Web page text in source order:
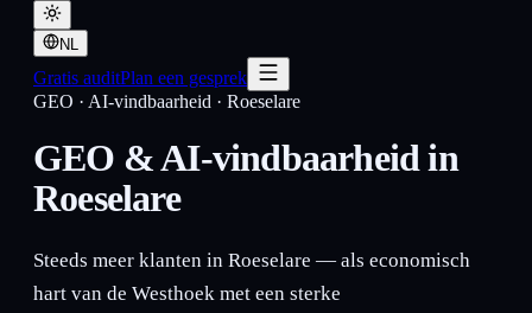
NL
Gratis auditPlan een gesprek
GEO · AI-vindbaarheid · Roeselare
GEO & AI-vindbaarheid in
Roeselare
Steeds meer klanten in Roeselare — als economisch
hart van de Westhoek met een sterke